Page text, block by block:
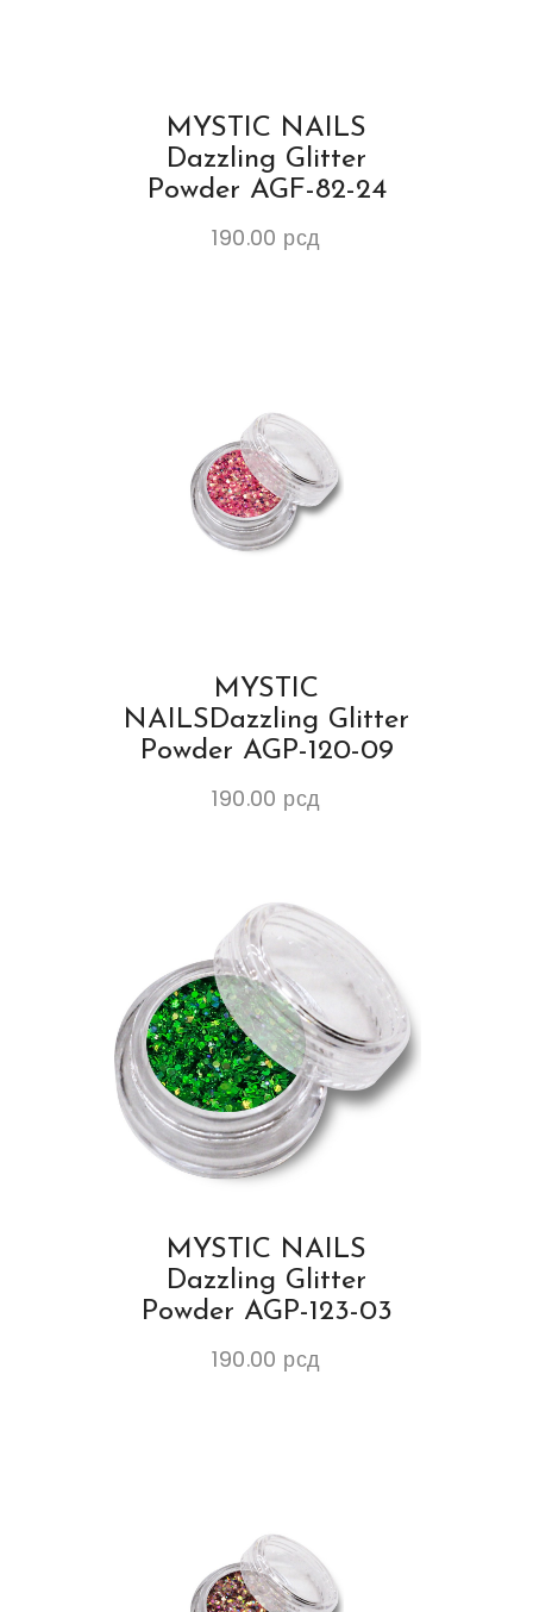
MYSTIC NAILS
Dazzling Glitter
Powder AGF-82-24
190.00 рсд
MYSTIC
NAILSDazzling Glitter
Powder AGP-120-09
190.00 рсд
MYSTIC NAILS
Dazzling Glitter
Powder AGP-123-03
190.00 рсд